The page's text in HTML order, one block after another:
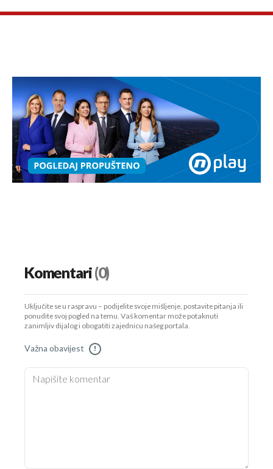
Komentari(0)
Uključite se u raspravu – podijelite svoje mišljenje, postavite pitanja ili
ponudite svoj pogled na temu. Vaš komentar može potaknuti
zanimljiv dijalog i obogatiti zajednicu našeg portala.
Važna obavijest !